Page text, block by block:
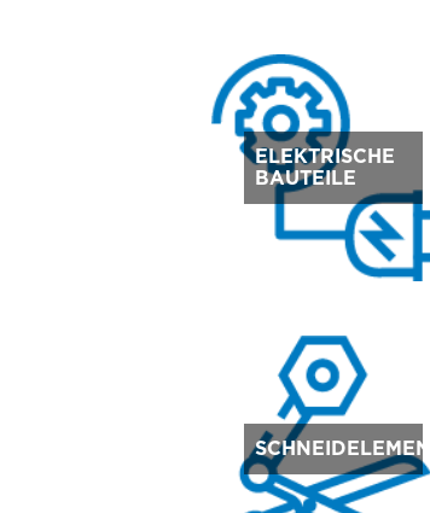
ELEKTRISCHE
BAUTEILE